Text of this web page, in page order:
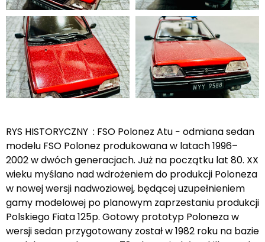
RYS HISTORYCZNY : FSO Polonez Atu − odmiana sedan
modelu FSO Polonez produkowana w latach 1996–
2002 w dwóch generacjach. Już na początku lat 80. XX
wieku myślano nad wdrożeniem do produkcji Poloneza
w nowej wersji nadwoziowej, będącej uzupełnieniem
gamy modelowej po planowym zaprzestaniu produkcji
Polskiego Fiata 125p. Gotowy prototyp Poloneza w
wersji sedan przygotowany został w 1982 roku na bazie